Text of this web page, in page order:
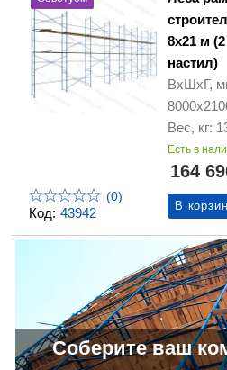
Код: 43942
(0)
8х21 м
настил)
ВхШхГ,
Вес, кг:
Есть в
164
В
Соберите ваш